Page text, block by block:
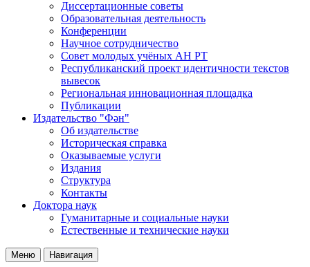
Диссертационные советы
Образовательная деятельность
Конференции
Научное сотрудничество
Совет молодых учёных АН РТ
Республиканский проект идентичности текстов
вывесок
Региональная инновационная площадка
Публикации
Издательство "Фән"
Об издательстве
Историческая справка
Оказываемые услуги
Издания
Структура
Контакты
Доктора наук
Гуманитарные и социальные науки
Естественные и технические науки
Меню Навигация